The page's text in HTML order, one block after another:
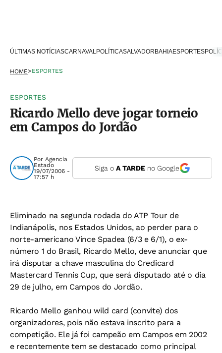
ÚLTIMAS NOTÍCIASCARNAVALPOLÍTICASALVADOR BAHIAESPORTES
HOME>ESPORTES
ESPORTES
Ricardo Mello deve jogar torneio
em Campos do Jordão
Por Agencia
Estado
19/07/2006 -
17:57 h
Siga o A TARDEno Google
Eliminado na segunda rodada do ATP Tour de
Indianápolis, nos Estados Unidos, ao perder para o
norte-americano Vince Spadea (6/3 e 6/1), o ex-
número 1 do Brasil, Ricardo Mello, deve anunciar que
irá disputar a chave masculina do Credicard
Mastercard Tennis Cup, que será disputado até o dia
29 de julho, em Campos do Jordão.
Ricardo Mello ganhou wild card (convite) dos
organizadores, pois não estava inscrito para a
competição. Ele já foi campeão em Campos em 2002
e recentemente tem se destacado como principal